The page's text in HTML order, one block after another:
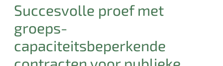
Succesvolle proef met
groeps-
capaciteitsbeperkende